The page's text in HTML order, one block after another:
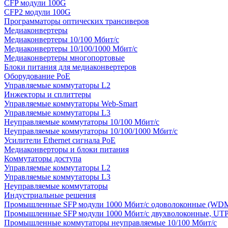
CFP модули 100G
CFP2 модули 100G
Программаторы оптических трансиверов
Медиаконвертеры
Медиаконвертеры 10/100 Мбит/с
Медиаконвертеры 10/100/1000 Мбит/c
Медиаконвертеры многопортовые
Блоки питания для медиаконвертеров
Оборудование PoE
Управляемые коммутаторы L2
Инжекторы и сплиттеры
Управляемые коммутаторы Web-Smart
Управляемые коммутаторы L3
Неуправляемые коммутаторы 10/100 Мбит/с
Неуправляемые коммутаторы 10/100/1000 Мбит/с
Усилители Ethernet сигнала PoE
Медиаконверторы и блоки питания
Коммутаторы доступа
Управляемые коммутаторы L2
Управляемые коммутаторы L3
Неуправляемые коммутаторы
Индустриальные решения
Промышленные SFP модули 1000 Мбит/c одоволоконные
Промышленные SFP модули 1000 Мбит/c двухволоконные,
Промышленные коммутаторы неуправляемые 10/100 Мбит/с